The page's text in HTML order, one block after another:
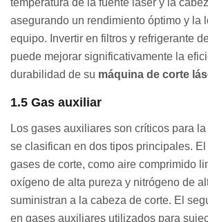
temperatura de la fuente láser y la
asegurando un rendimiento óptimo y la
equipo. Invertir en filtros y refrigerante
puede mejorar significativamente la
durabilidad de su máquina de corte
1.5 Gas auxiliar
Los gases auxiliares son críticos para
se clasifican en dos tipos principales.
gases de corte, como aire comprimido
oxígeno de alta pureza y nitrógeno de
suministran a la cabeza de corte. El
en gases auxiliares utilizados para